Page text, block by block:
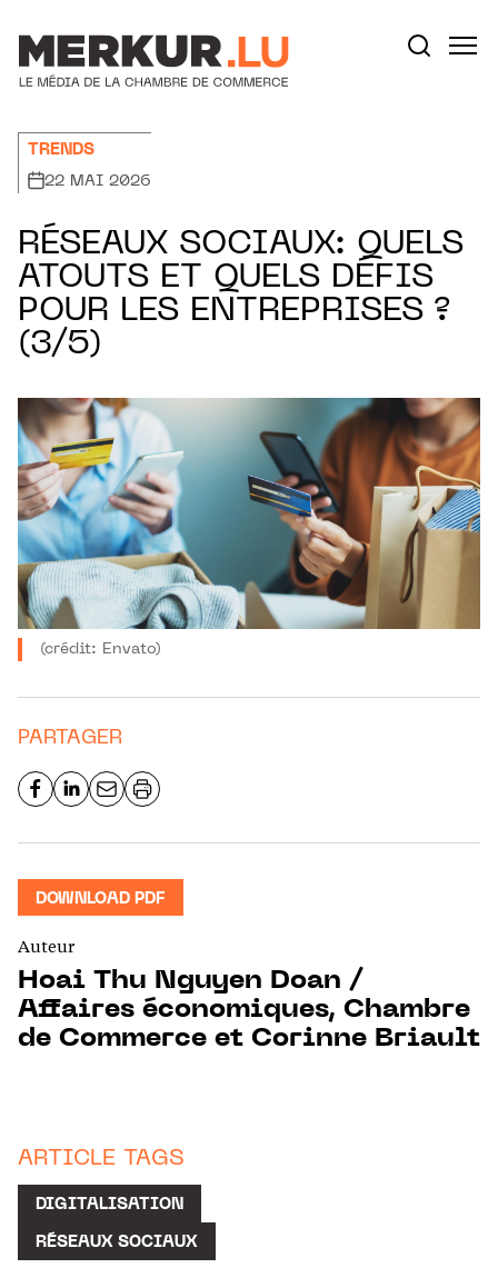
TRENDS
22 MAI 2026
RÉSEAUX SOCIAUX: QUELS
ATOUTS ET QUELS DÉFIS
POUR LES ENTREPRISES ?
(3/5)
(crédit: Envato)
PARTAGER
DOWNLOAD PDF
Auteur
Hoai Thu Nguyen Doan /
Affaires économiques, Chambre
de Commerce et Corinne Briault
ARTICLE TAGS
DIGITALISATION
RÉSEAUX SOCIAUX